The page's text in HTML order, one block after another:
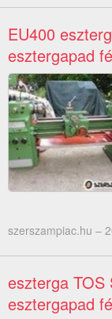
EU400
esztergapad
szerszampiac.hu –
eszterga TOS
esztergapad